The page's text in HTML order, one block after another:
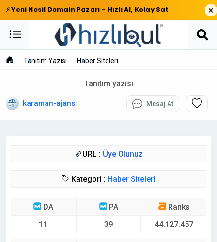
⚡ Yeni Nesil Domain Pazarı – Hızlı Al, Kolay Sat ×
Tanıtım Yazısı Haber Siteleri
Tanıtım yazısı
karaman-ajans Mesaj At
URL : Üye Olunuz
Kategori : Haber Siteleri
DA
11
PA
39
Ranks
44.127.457